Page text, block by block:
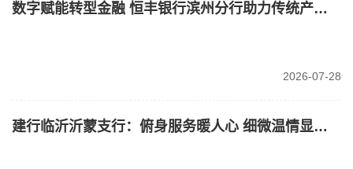
数字赋能转型金融 恒丰银行滨州分行助力传统产业转型升级
2026-07-28
建行临沂沂蒙支行：俯身服务暖人心 细微温情显担当